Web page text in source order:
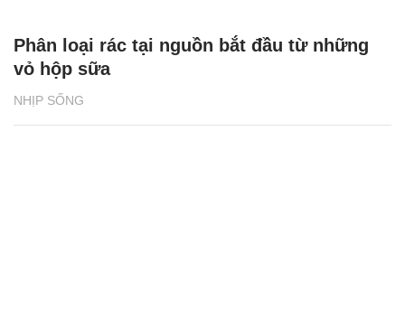
NHỊP SỐNG
Phân loại rác tại nguồn bắt đầu từ những
vỏ hộp sữa